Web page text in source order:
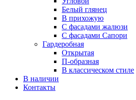
Белый глянец
В прихожую
C фасадами жалюзи
C фасадами Сапори
Гардеробная
Открытая
П-образная
В классическом стиле
В наличии
Контакты